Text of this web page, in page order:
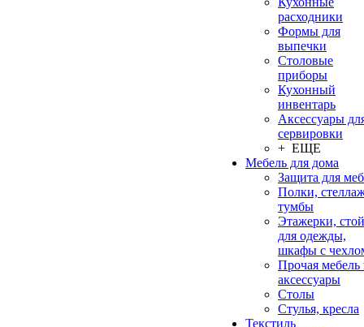
расходники
Формы для
выпечки
Столовые
приборы
Кухонный
инвентарь
Аксессуары
сервировки
+ ЕЩЕ
Мебель для дома
Защита для
Полки,
тумбы
Этажерки,
для одежды,
шкафы с
Прочая мебель
аксессуары
Столы
Стулья, кресла
Текстиль